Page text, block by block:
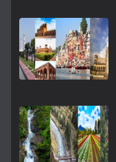
c
e
b
o
k
itt
er
ai
l